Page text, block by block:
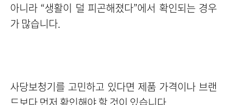
아니라 “생활이 덜 피곤해졌다”에서 확인되는 경우
가 많습니다.
사당보청기를 고민하고 있다면 제품 가격이나 브랜